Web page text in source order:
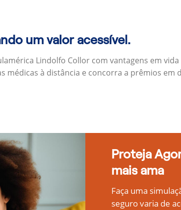
um valor acessível.
Lindolfo Collor com vantagens em
médicas à distância e concorra a prêmios em
Proteja
mais ama
Faça uma
seguro varia de